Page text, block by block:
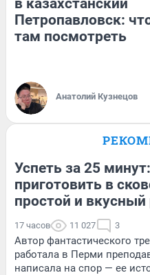
в казахстанский
Петропавловск:
там посмотреть
Анатолий Кузнецов
Успеть за 25
приготовить в
простой и
17 часов 11 027 3
Автор фантастического
работала в Перми
написала на спор — ее